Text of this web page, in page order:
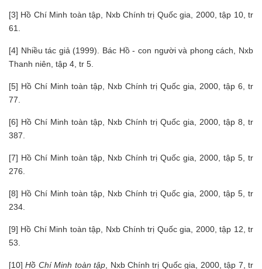
[3] Hồ Chí Minh toàn tập, Nxb Chính trị Quốc gia, 2000, tập 10, tr
61.
[4] Nhiều tác giả (1999). Bác Hồ - con người và phong cách, Nxb
Thanh niên, tập 4, tr 5.
[5] Hồ Chí Minh toàn tập, Nxb Chính trị Quốc gia, 2000, tập 6, tr
77.
[6] Hồ Chí Minh toàn tập, Nxb Chính trị Quốc gia, 2000, tập 8, tr
387.
[7] Hồ Chí Minh toàn tập, Nxb Chính trị Quốc gia, 2000, tập 5, tr
276.
[8] Hồ Chí Minh toàn tập, Nxb Chính trị Quốc gia, 2000, tập 5, tr
234.
[9] Hồ Chí Minh toàn tập, Nxb Chính trị Quốc gia, 2000, tập 12, tr
53.
[10]Hồ Chí Minh toàn tập, Nxb Chính trị Quốc gia, 2000, tập 7, tr